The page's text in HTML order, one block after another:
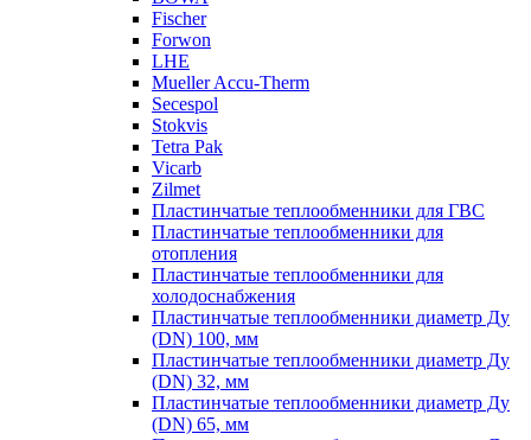
Fischer
Forwon
LHE
Mueller Accu-Therm
Secespol
Stokvis
Tetra Pak
Vicarb
Zilmet
Пластинчатые теплообменники для ГВС
Пластинчатые теплообменники для
отопления
Пластинчатые теплообменники для
холодоснабжения
Пластинчатые теплообменники диаметр Ду
(DN) 100, мм
Пластинчатые теплообменники диаметр Ду
(DN) 32, мм
Пластинчатые теплообменники диаметр Ду
(DN) 65, мм